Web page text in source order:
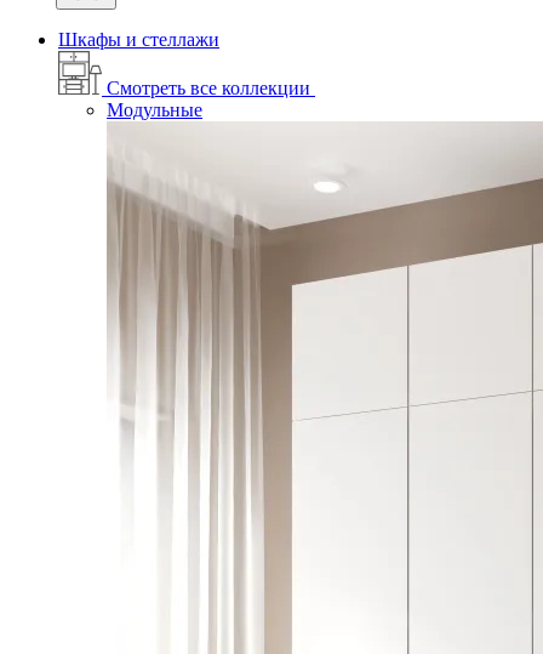
Шкафы и стеллажи
Смотреть все коллекции
Модульные